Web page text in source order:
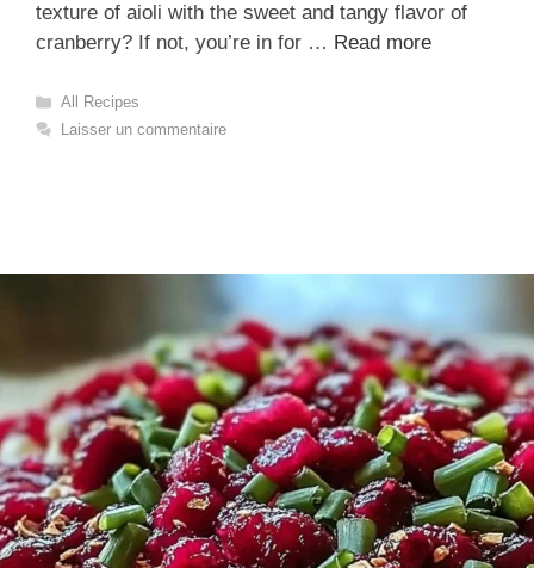
texture of aioli with the sweet and tangy flavor of
cranberry? If not, you’re in for … Read more
Catégories
All Recipes
Laisser un commentaire